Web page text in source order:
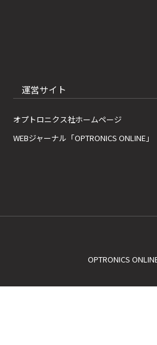
運営サイト
オプトロニクス社ホームページ
WEBジャーナル「OPTRONICS ONLINE」
OPTRONICS